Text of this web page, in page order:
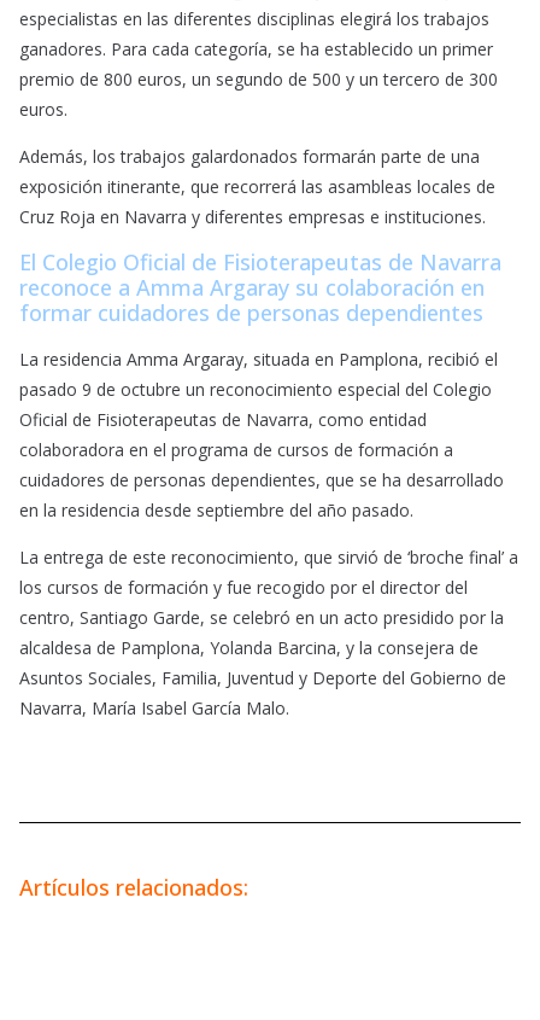
especialistas en las diferentes disciplinas elegirá los trabajos
ganadores. Para cada categoría, se ha establecido un primer
premio de 800 euros, un segundo de 500 y un tercero de 300
euros.
Además, los trabajos galardonados formarán parte de una
exposición itinerante, que recorrerá las asambleas locales de
Cruz Roja en Navarra y diferentes empresas e instituciones.
El Colegio Oficial de Fisioterapeutas de Navarra
reconoce a Amma Argaray su colaboración en
formar cuidadores de personas dependientes
La residencia Amma Argaray, situada en Pamplona, recibió el
pasado 9 de octubre un reconocimiento especial del Colegio
Oficial de Fisioterapeutas de Navarra, como entidad
colaboradora en el programa de cursos de formación a
cuidadores de personas dependientes, que se ha desarrollado
en la residencia desde septiembre del año pasado.
La entrega de este reconocimiento, que sirvió de ‘broche final’ a
los cursos de formación y fue recogido por el director del
centro, Santiago Garde, se celebró en un acto presidido por la
alcaldesa de Pamplona, Yolanda Barcina, y la consejera de
Asuntos Sociales, Familia, Juventud y Deporte del Gobierno de
Navarra, María Isabel García Malo.
Artículos relacionados: